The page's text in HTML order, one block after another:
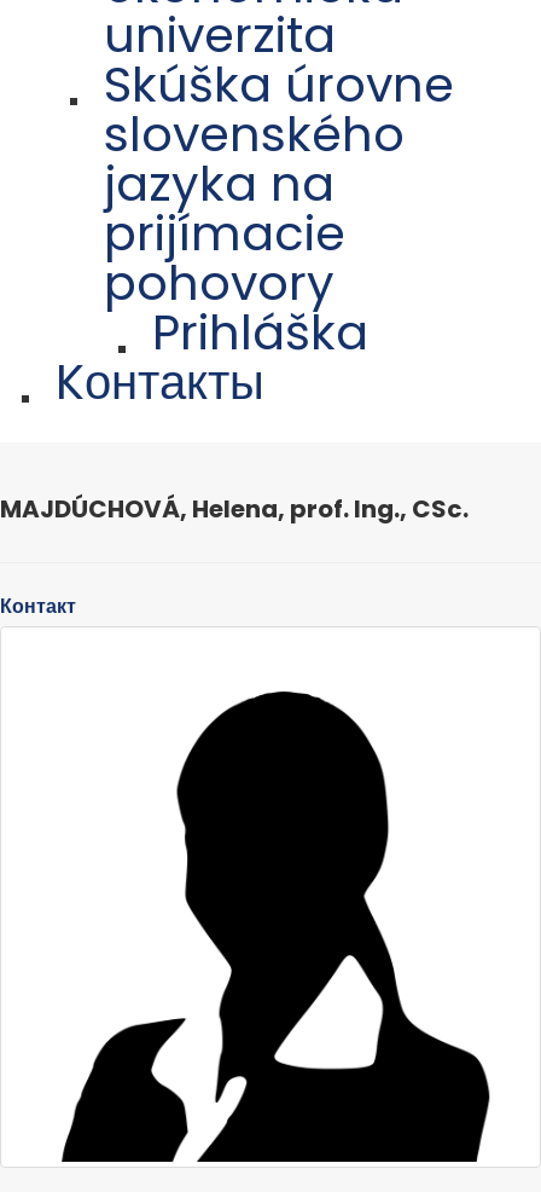
univerzita
Skúška úrovne
slovenského
jazyka na
prijímacie
pohovory
Prihláška
Kонтакты
MAJDÚCHOVÁ, Helena, prof. Ing., CSc.
Контакт